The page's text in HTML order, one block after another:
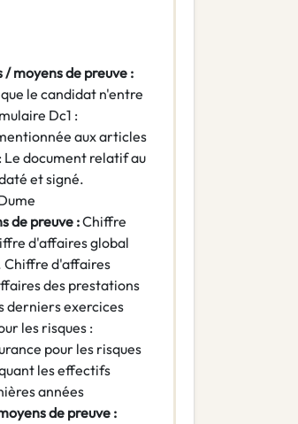
moyens de preuve :
le candidat n'entre
Dc1 :
aux articles
Le document relatif au
et signé.
de preuve :Chiffre
d'affaires global
Chiffre d'affaires
des prestations
derniers exercices
les risques :
pour les risques
les effectifs
années
de preuve :